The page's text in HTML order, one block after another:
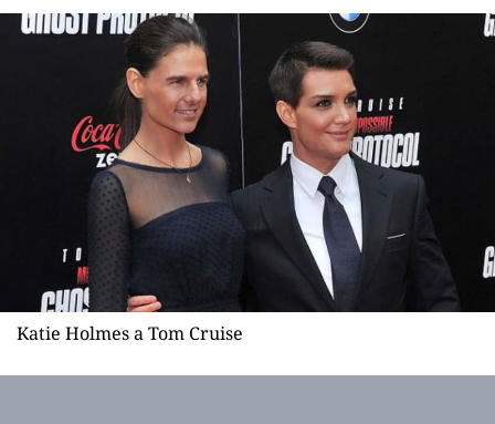
Katie Holmes a Tom Cruise